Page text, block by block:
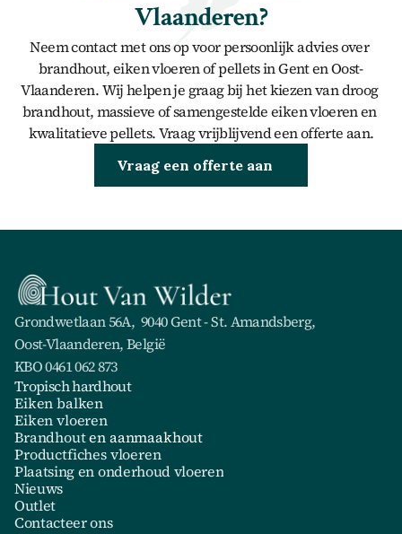
Vlaanderen?
Neem contact met ons op voor persoonlijk advies over
brandhout, eiken vloeren of pellets in Gent en Oost-
Vlaanderen. Wij helpen je graag bij het kiezen van droog
brandhout, massieve of samengestelde eiken vloeren en
kwalitatieve pellets. Vraag vrijblijvend een offerte aan.
Brandhout kopen
Vraag een offerte aan
Grondwetlaan 56A,  9040 Gent - St. Amandsberg,
Oost-Vlaanderen, België
KBO 0461 062 873
Tropisch hardhout
Eiken balken
Eiken vloeren
Brandhout en aanmaakhout
Productfiches vloeren
Plaatsing en onderhoud vloeren
Nieuws
Outlet
Contacteer ons